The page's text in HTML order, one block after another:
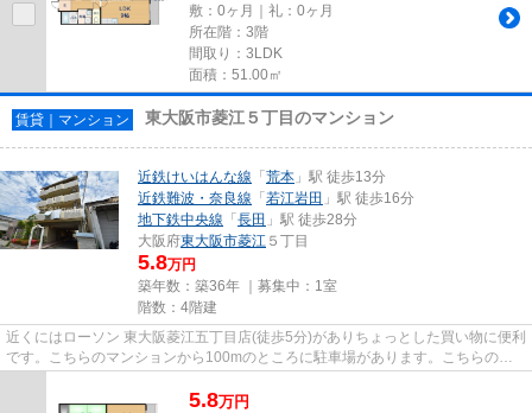
敷：0ヶ月｜礼：0ヶ月
所在階：3階
間取り：3LDK
面積：51.00㎡
賃貸｜マンション 東大阪市菱江５丁目のマンション
近鉄けいはんな線 「荒本 」駅 徒歩13分
近鉄難波・奈良線 「若江岩田 」駅 徒歩16分
地下鉄中央線 「長田 」駅 徒歩28分
大阪府東大阪市菱江 ５丁目
5.8万円
築年数：築36年 ｜募集中： 1室
階数：4階建
近くにはローソン 東大阪菱江五丁目店(徒歩5分)がありちょっとした買い物に便利
です。こちらのマンションから100mのところに駐車場があります。こちらの物
件は、駅へも徒歩13分と歩い...
5.8万円